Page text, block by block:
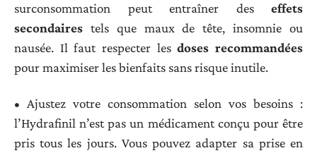
surconsommation peut entraîner des effets
secondaires tels que maux de tête, insomnie ou
nausée. Il faut respecter lesdoses recommandées
pour maximiser les bienfaits sans risque inutile.
• Ajustez votre consommation selon vos besoins :
l’Hydrafinil n’est pas un médicament conçu pour être
pris tous les jours. Vous pouvez adapter sa prise en